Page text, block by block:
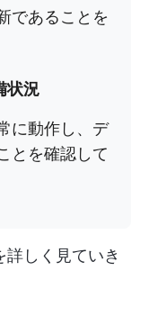
であることを
状況
に動作し、デ
とを確認して
しく見ていき